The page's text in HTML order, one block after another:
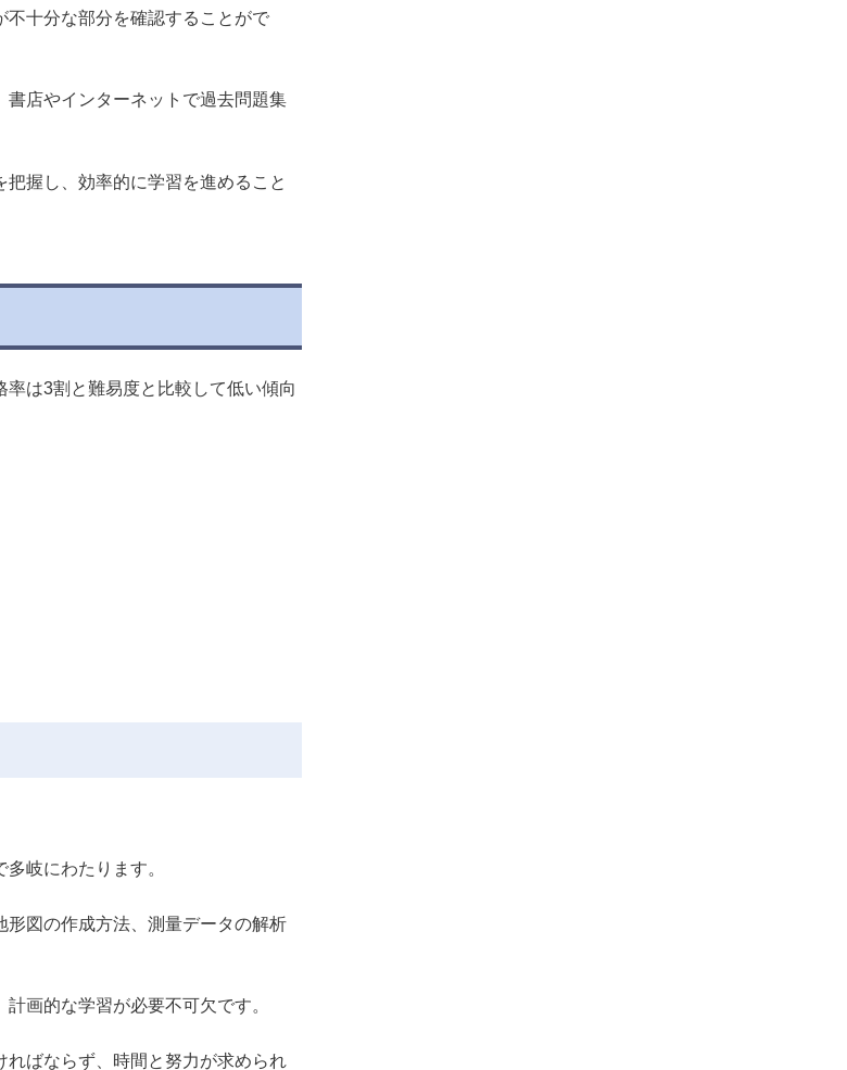
不十分な部分を確認することがで
店やインターネットで過去問題集
握し、効率的に学習を進めること
は3割と難易度と比較して低い傾向
岐にわたります。
図の作成方法、測量データの解析
画的な学習が必要不可欠です。
ばならず、時間と努力が求められ